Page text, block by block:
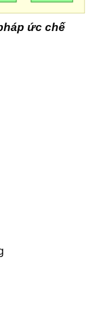
ức chế